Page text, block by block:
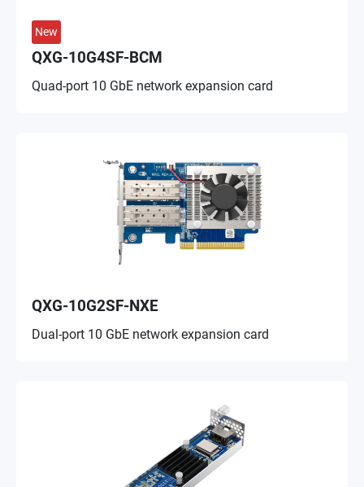
New
QXG-10G4SF-BCM
Quad-port 10 GbE network expansion card
QXG-10G2SF-NXE
Dual-port 10 GbE network expansion card